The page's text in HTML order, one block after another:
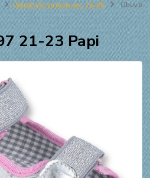
Pokračujte na obuv vel. 18-26
Obuv.o
21-23 Papi